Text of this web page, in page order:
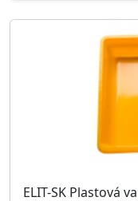
ELIT-SK Plastová